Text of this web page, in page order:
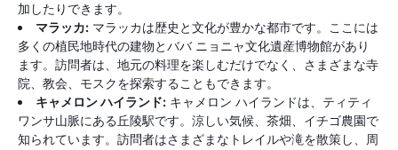
加したりできます。
マラッカ: マラッカは歴史と文化が豊かな都市です。ここには
多くの植民地時代の建物とババ ニョニャ文化遺産博物館があり
ます。訪問者は、地元の料理を楽しむだけでなく、さまざまな寺
院、教会、モスクを探索することもできます。
キャメロン ハイランド: キャメロン ハイランドは、ティティ
ワンサ山脈にある丘陵駅です。涼しい気候、茶畑、イチゴ農園で
知られています。訪問者はさまざまなトレイルや滝を散策し、周